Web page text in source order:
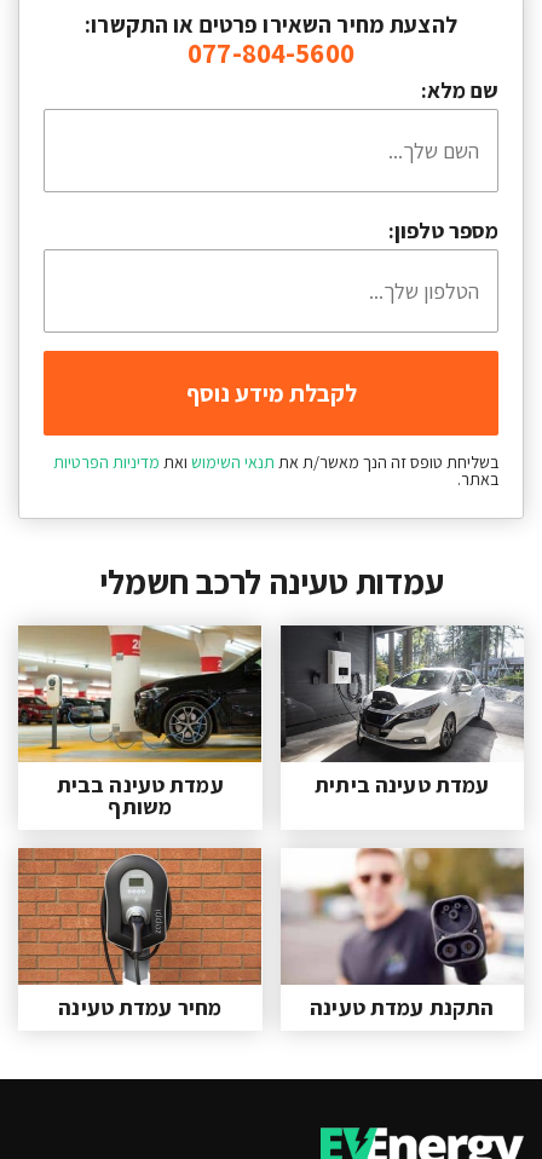
להצעת מחיר השאירו פרטים או התקשרו:
077-804-5600
שם מלא:
מספר טלפון:
בשליחת טופס זה הנך מאשר/ת את תנאי השימוש ואת מדיניות הפרטיות
באתר.
עמדות טעינה לרכב חשמלי
עמדת טעינה ביתית עמדת טעינה בבית
משותף
התקנת עמדת טעינה מחיר עמדת טעינה